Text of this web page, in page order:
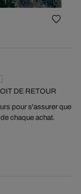
DE RETOUR
pour s'assurer que
chaque achat.